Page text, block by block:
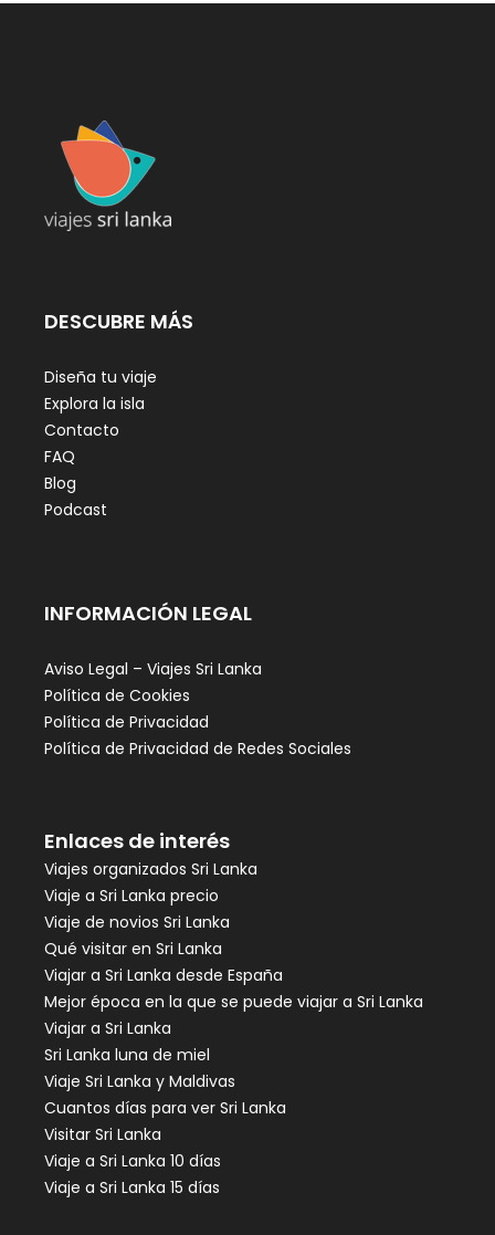
DESCUBRE MÁS
Diseña tu viaje
Explora la isla
Contacto
FAQ
Blog
Podcast
INFORMACIÓN LEGAL
Aviso Legal – Viajes Sri Lanka
Política de Cookies
Política de Privacidad
Política de Privacidad de Redes Sociales
Enlaces de interés
Viajes organizados Sri Lanka
Viaje a Sri Lanka precio
Viaje de novios Sri Lanka
Qué visitar en Sri Lanka
Viajar a Sri Lanka desde España
Mejor época en la que se puede viajar a Sri Lanka
Viajar a Sri Lanka
Sri Lanka luna de miel
Viaje Sri Lanka y Maldivas
Cuantos días para ver Sri Lanka
Visitar Sri Lanka
Viaje a Sri Lanka 10 días
Viaje a Sri Lanka 15 días